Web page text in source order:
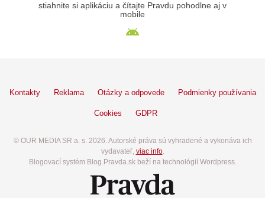
stiahnite si aplikáciu a čítajte Pravdu pohodlne aj v
mobile
Kontakty Reklama Otázky a odpovede Podmienky používania
Cookies GDPR
© OUR MEDIA SR a. s. 2026. Autorské práva sú vyhradené a vykonáva ich
vydavateľ, viac info.
Blogovací systém Blog.Pravda.sk beží na technológií Wordpress.